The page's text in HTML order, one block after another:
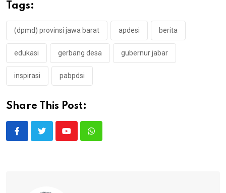
Tags:
(dpmd) provinsi jawa barat apdesi berita
edukasi gerbang desa gubernur jabar
inspirasi pabpdsi
Share This Post:
YoutubeWhatsapp